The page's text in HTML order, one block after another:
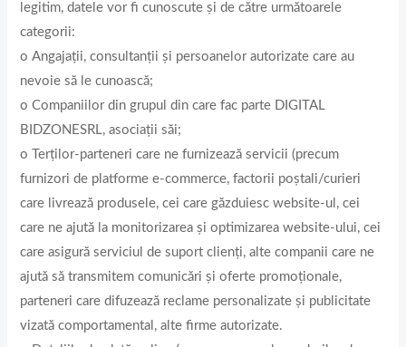
legitim, datele vor fi cunoscute și de către următoarele
categorii:
o Angajaţii, consultanţii și persoanelor autorizate care au
nevoie să le cunoască;
o Companiilor din grupul din care fac parte DIGITAL
BIDZONESRL, asociații săi;
o Terţilor-parteneri care ne furnizează servicii (precum
furnizori de platforme e-commerce, factorii poștali/curieri
care livrează produsele, cei care găzduiesc website-ul, cei
care ne ajută la monitorizarea și optimizarea website-ului, cei
care asigură serviciul de suport clienți, alte companii care ne
ajută să transmitem comunicări și oferte promoționale,
parteneri care difuzează reclame personalizate și publicitate
vizată comportamental, alte firme autorizate.